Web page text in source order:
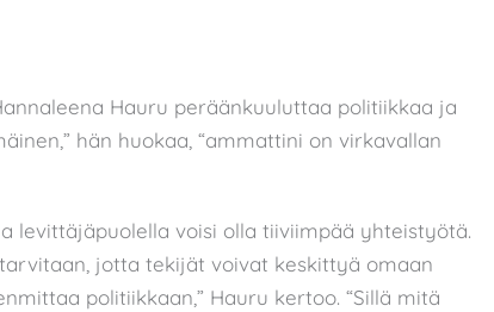
Hauru peräänkuuluttaa politiikkaa ja
hän huokaa, “ammattini on virkavallan
levittäjäpuolella voisi olla tiiviimpää yhteistyötä.
jotta tekijät voivat keskittyä omaan
politiikkaan,” Hauru kertoo. “Sillä mitä